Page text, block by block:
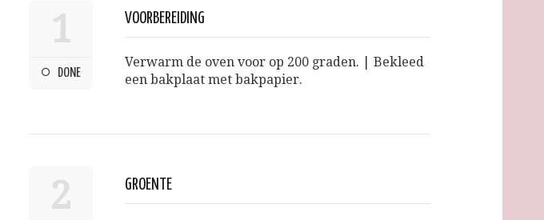
1
DONE
VOORBEREIDING
Verwarm de oven voor op 200 graden. | Bekleed
een bakplaat met bakpapier.
2 GROENTE